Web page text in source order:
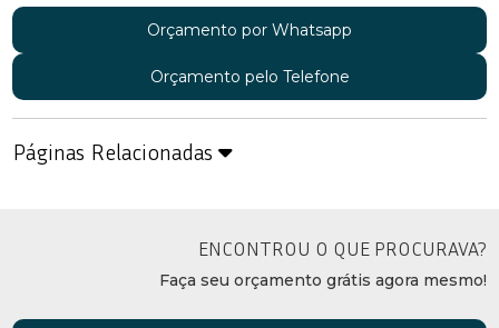
Orçamento por Whatsapp
Orçamento pelo Telefone
Páginas Relacionadas
ENCONTROU O QUE PROCURAVA?
Faça seu orçamento grátis agora mesmo!